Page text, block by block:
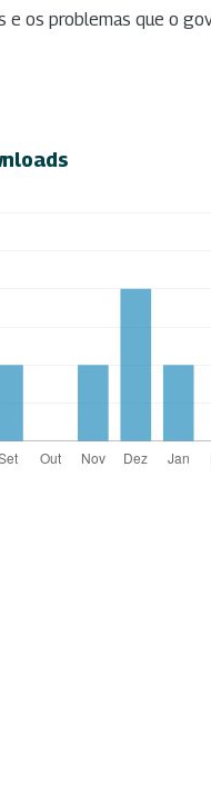
e os problemas que o